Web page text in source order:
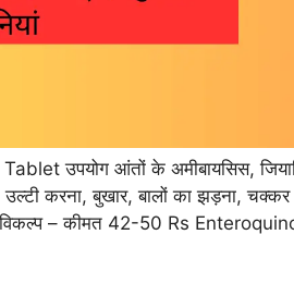
उपयोग आंतों के अमीबायसिस,
उल्टी करना, बुखार, बालों का झड़ना,
विकल्प – कीमत 42-50 Rs